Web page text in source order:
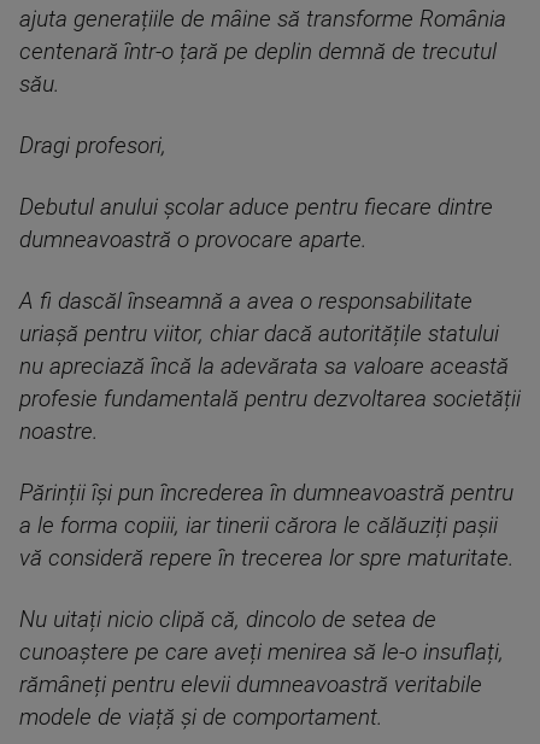
ajuta generațiile de mâine să transforme România
centenară într-o țară pe deplin demnă de trecutul
său.
Dragi profesori,
Debutul anului școlar aduce pentru fiecare dintre
dumneavoastră o provocare aparte.
A fi dascăl înseamnă a avea o responsabilitate
uriașă pentru viitor, chiar dacă autoritățile statului
nu apreciază încă la adevărata sa valoare această
profesie fundamentală pentru dezvoltarea societății
noastre.
Părinții își pun încrederea în dumneavoastră pentru
a le forma copiii, iar tinerii cărora le călăuziți pașii
vă consideră repere în trecerea lor spre maturitate.
Nu uitați nicio clipă că, dincolo de setea de
cunoaștere pe care aveți menirea să le-o insuflați,
rămâneți pentru elevii dumneavoastră veritabile
modele de viață și de comportament.